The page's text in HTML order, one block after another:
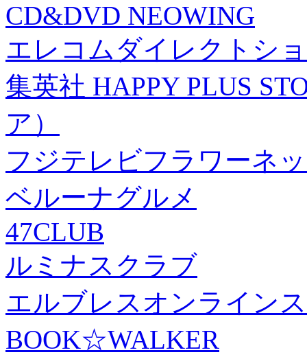
CD&DVD NEOWING
エレコムダイレクトシ
集英社 HAPPY PLUS
ア）
フジテレビフラワーネ
ベルーナグルメ
47CLUB
ルミナスクラブ
エルブレスオンライン
BOOK☆WALKER